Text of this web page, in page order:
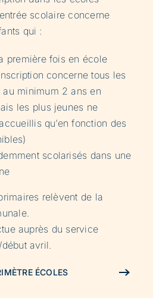
scolaire concerne
qui :
première fois en école
concerne tous les
au minimum 2 ans en
les plus jeunes ne
qu’en fonction des
scolarisés dans une
relèvent de la
auprès du service
avril.
ÉCOLES